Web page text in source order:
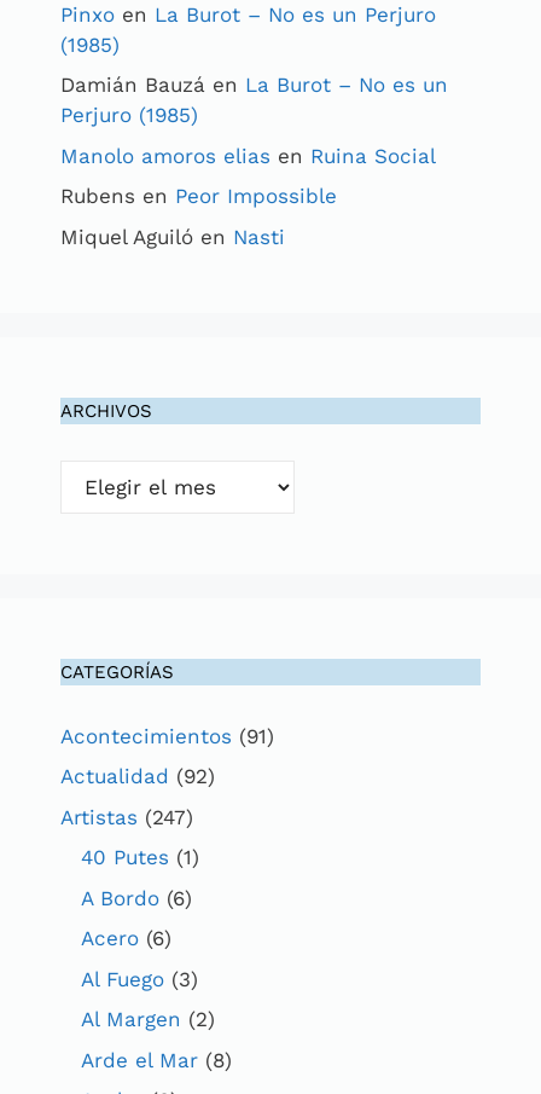
Pinxo en La Burot – No es un Perjuro
(1985)
Damián Bauzá en La Burot – No es un
Perjuro (1985)
Manolo amoros elias en Ruina Social
Rubens en Peor Impossible
Miquel Aguiló en Nasti
ARCHIVOS
Archivos
CATEGORÍAS
Acontecimientos (91)
Actualidad (92)
Artistas (247)
40 Putes (1)
A Bordo (6)
Acero (6)
Al Fuego (3)
Al Margen (2)
Arde el Mar (8)